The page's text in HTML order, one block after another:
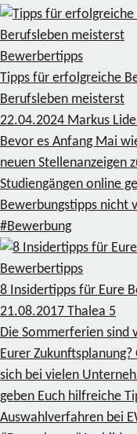
Bewerbertipps
Tipps für erfolgreiche
Berufsleben meisterst
22.04.2024 Markus
Bevor es Anfang Mai
neuen Stellenanzeigen
Studiengängen online
Bewerbungstipps nicht
#Bewerbung
Bewerbertipps
8 Insidertipps für Eure
21.08.2017 Thalea 5
Die Sommerferien sind
Eurer
sich bei vielen
geben Euch hilfreiche
Auswahlverfahren bei